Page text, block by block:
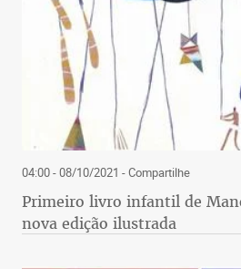
04:00 - 08/10/2021 - Compartilhe
Primeiro livro infantil de
nova edição ilustrada